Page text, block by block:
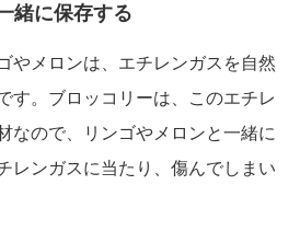
緒に保存する
やメロンは、エチレンガスを自然
す。ブロッコリーは、このエチレ
なので、リンゴやメロンと一緒に
レンガスに当たり、傷んでしまい